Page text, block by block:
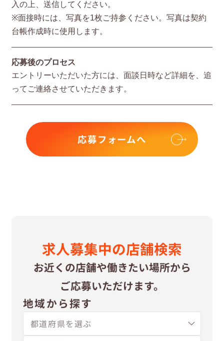
⼊の上、送信してください。
※⾯接時には、写真を1枚ご持参ください。写真は契約
台帳作成時に使⽤します。
応募後のプロセス
エントリーいただいた⽅には、⾯談⽇時など詳細を、追
ってご連絡させていただきます。
応募フォームへ
求⼈募集中の店舗検索
お近くの店舗や働きたい場所から
ご応募いただけます。
地域から探す